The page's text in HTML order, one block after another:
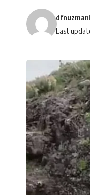
Last
dfnuzmani